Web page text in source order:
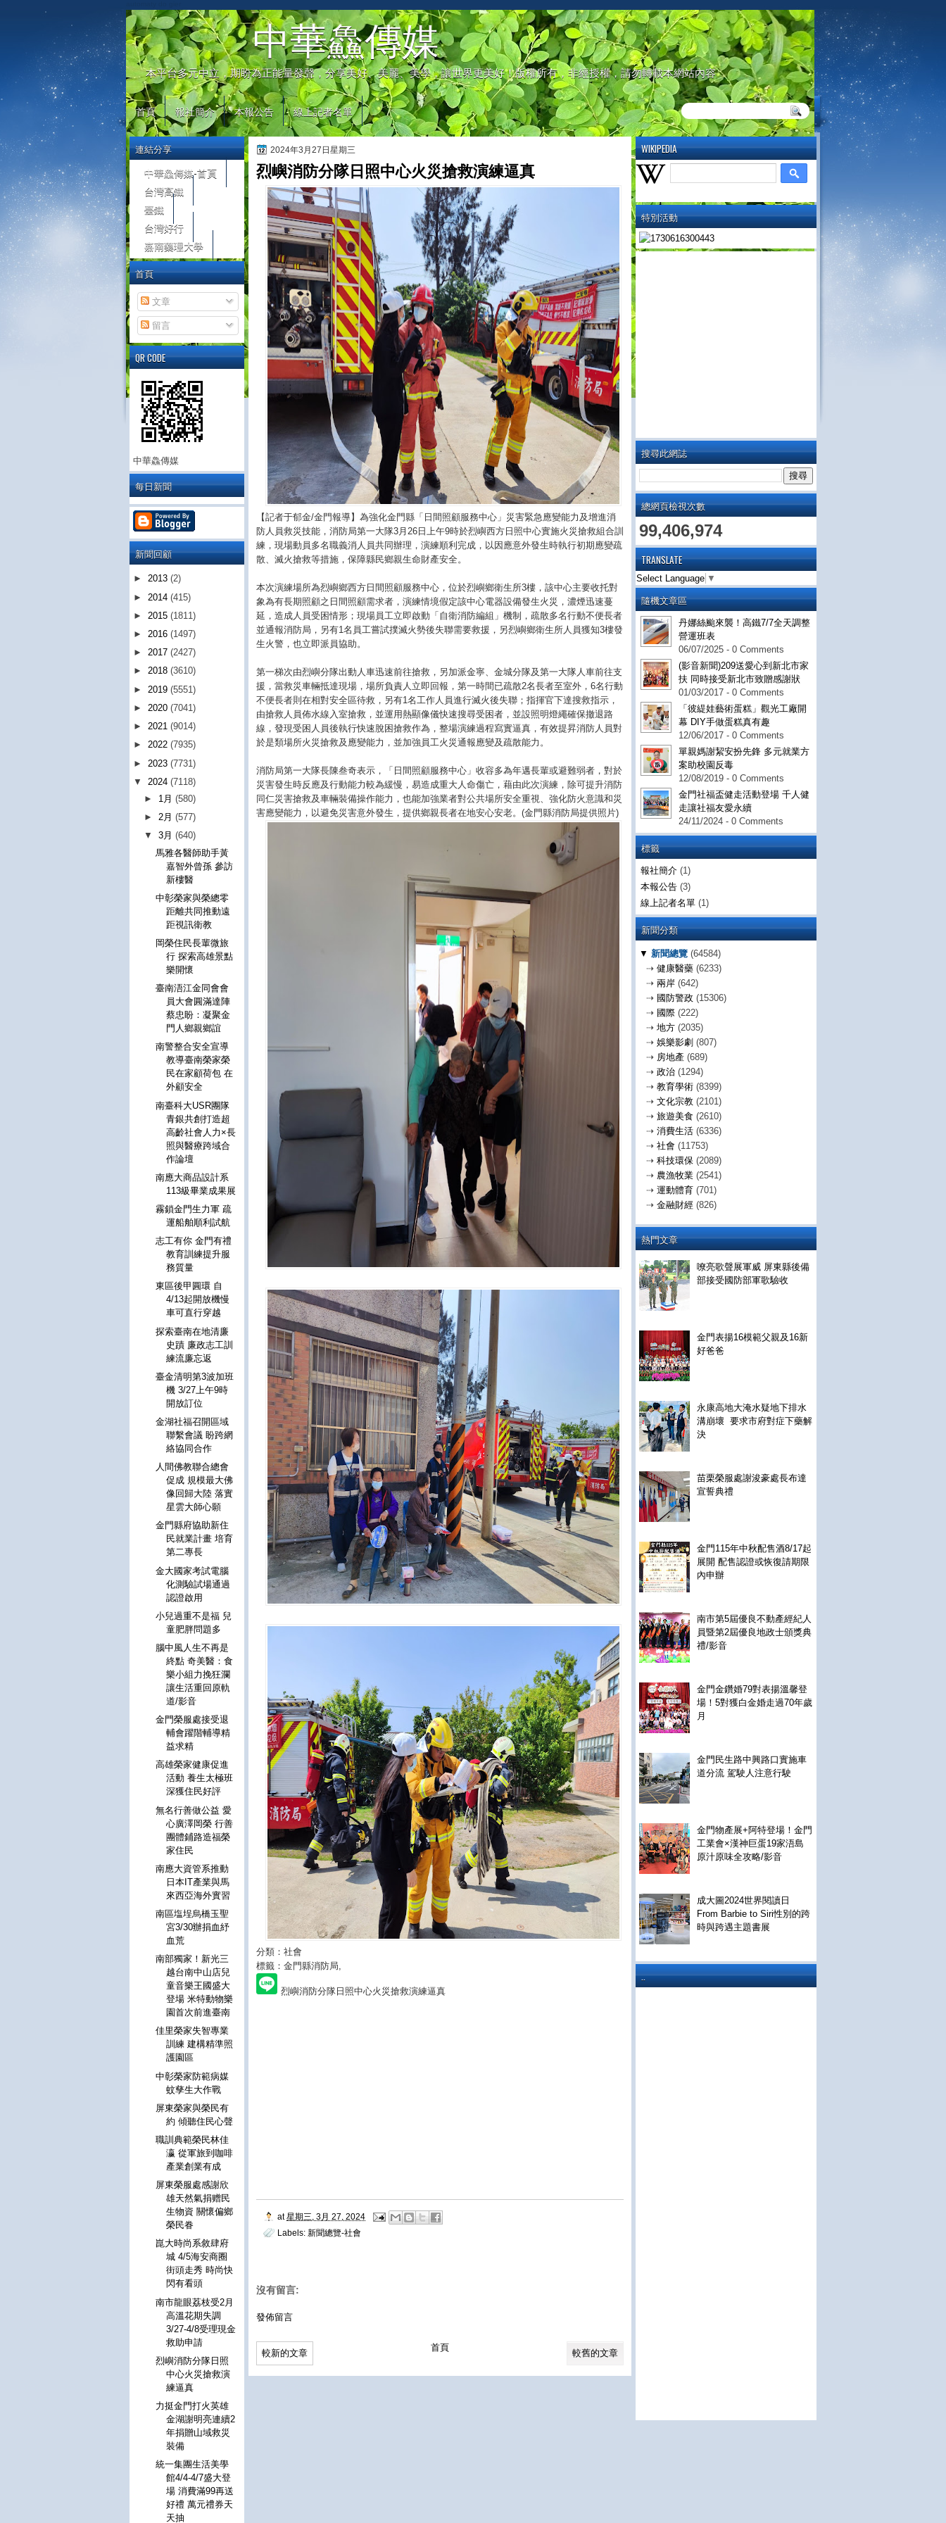
中華鱻傳媒
本平台多元中立，期盼為正能量發聲，分享美好、美麗、美學，讓世界更美好！版權所有，非經授權，請勿轉載本網站內容
首頁 報社簡介 本報公告 線上記者名單
WIKIPEDIA
特別活動
搜尋此網誌
總網頁檢視次數
99,406,974
TRANSLATE
Select Language ▼
隨機文章區
丹娜絲颱來襲！高鐵7/7全天調整
營運班表
06/07/2025 - 0 Comments
(影音新聞)209送愛心到新北市家
扶 同時接受新北市致贈感謝狀
01/03/2017 - 0 Comments
「彼緹娃藝術蛋糕」觀光工廠開
幕 DIY手做蛋糕真有趣
12/06/2017 - 0 Comments
單親媽謝絜安扮先鋒 多元就業方
案助校園反毒
12/08/2019 - 0 Comments
金門社福盃健走活動登場 千人健
走讓社福友愛永續
24/11/2024 - 0 Comments
標籤
報社簡介 (1)
本報公告 (3)
線上記者名單 (1)
新聞分類
▼ 新聞總覽 (64584)
⇢ 健康醫藥 (6233)
⇢ 兩岸 (642)
⇢ 國防警政 (15306)
⇢ 國際 (222)
⇢ 地方 (2035)
⇢ 娛樂影劇 (807)
⇢ 房地產 (689)
⇢ 政治 (1294)
⇢ 教育學術 (8399)
⇢ 文化宗教 (2101)
⇢ 旅遊美食 (2610)
⇢ 消費生活 (6336)
⇢ 社會 (11753)
⇢ 科技環保 (2089)
⇢ 農漁牧業 (2541)
⇢ 運動體育 (701)
⇢ 金融財經 (826)
熱門文章
嘹亮歌聲展軍威 屏東縣後備
部接受國防部軍歌驗收
金門表揚16模範父親及16新
好爸爸
永康高地大淹水疑地下排水
溝崩壞 要求市府對症下藥解
決
苗栗榮服處謝浚豪處長布達
宣誓典禮
金門115年中秋配售酒8/17起
展開 配售認證或恢復請期限
內申辦
南市第5屆優良不動產經紀人
員暨第2屆優良地政士頒獎典
禮/影音
金門金鑽婚79對表揚溫馨登
場！5對獲白金婚走過70年歲
月
金門民生路中興路口實施車
道分流 駕駛人注意行駛
金門物產展+阿特登場！金門
工業會×漢神巨蛋19家浯島
原汁原味全攻略/影音
成大圖2024世界閱讀日
From Barbie to Siri性別的跨
時與跨遇主題書展
..
2024年3月27日星期三
烈嶼消防分隊日照中心火災搶救演練逼真
【記者于郁金/金門報導】為強化金門縣「日間照顧服務中心」災害緊急應變能力及增進消
防人員救災技能，消防局第一大隊3月26日上午9時於烈嶼西方日照中心實施火災搶救組合訓
練，現場動員多名職義消人員共同辦理，演練順利完成，以因應意外發生時執行初期應變疏
散、滅火搶救等措施，保障縣民鄉親生命財產安全。
本次演練場所為烈嶼鄉西方日間照顧服務中心，位於烈嶼鄉衛生所3樓，該中心主要收托對
象為有長期照顧之日間照顧需求者，演練情境假定該中心電器設備發生火災，濃煙迅速蔓
延，造成人員受困情形；現場員工立即啟動「自衛消防編組」機制，疏散多名行動不便長者
並通報消防局，另有1名員工嘗試撲滅火勢後失聯需要救援，另烈嶼鄉衛生所人員獲知3樓發
生火警，也立即派員協助。
第一梯次由烈嶼分隊出動人車迅速前往搶救，另加派金寧、金城分隊及第一大隊人車前往支
援，當救災車輛抵達現場，場所負責人立即回報，第一時間已疏散2名長者至室外，6名行動
不便長者則在相對安全區待救，另有1名工作人員進行滅火後失聯；指揮官下達搜救指示，
由搶救人員佈水線入室搶救，並運用熱顯像儀快速搜尋受困者，並設照明燈繩確保撤退路
線，發現受困人員後執行快速脫困搶救作為，整場演練過程寫實逼真，有效提昇消防人員對
於是類場所火災搶救及應變能力，並加強員工火災通報應變及疏散能力。
消防局第一大隊長陳叁奇表示，「日間照顧服務中心」收容多為年邁長輩或避難弱者，對於
災害發生時反應及行動能力較為緩慢，易造成重大人命傷亡，藉由此次演練，除可提升消防
同仁災害搶救及車輛裝備操作能力，也能加強業者對公共場所安全重視、強化防火意識和災
害應變能力，以避免災害意外發生，提供鄉親長者在地安心安老。(金門縣消防局提供照片)
分類：社會
標籤：金門縣消防局
烈嶼消防分隊日照中心火災搶救演練逼真
at 星期三, 3月 27, 2024
Labels: 新聞總覽-社會
沒有留言:
發佈留言
較新的文章 較舊的文章
首頁
連結分享
中華鱻傳媒-首頁
台灣高鐵
臺鐵
台灣好行
嘉南藥理大學
首頁
文章
留言
QR CODE
中華鱻傳媒
每日新聞
新聞回顧
► 2013 (2)
► 2014 (415)
► 2015 (1811)
► 2016 (1497)
► 2017 (2427)
► 2018 (3610)
► 2019 (5551)
► 2020 (7041)
► 2021 (9014)
► 2022 (7935)
► 2023 (7731)
▼ 2024 (7118)
► 1月(580)
►2月(577)
▼3月(640)
馬雅各醫師助手黃
嘉智外曾孫 參訪
新樓醫
中彰榮家與榮總零
距離共同推動遠
距視訊衛教
岡榮住民長輩微旅
行 探索高雄景點
樂開懷
臺南浯江金同會會
員大會圓滿達陣
蔡忠盼：凝聚金
門人鄉親鄉誼
南警整合安全宣導
教導臺南榮家榮
民在家顧荷包 在
外顧安全
南臺科大USR團隊
青銀共創打造超
高齡社會人力×長
照與醫療跨域合
作論壇
南應大商品設計系
113級畢業成果展
霧鎖金門生力軍 疏
運船舶順利試航
志工有你 金門有禮
教育訓練提升服
務質量
東區後甲圓環 自
4/13起開放機慢
車可直行穿越
探索臺南在地清廉
史蹟 廉政志工訓
練流廉忘返
臺金清明第3波加班
機 3/27上午9時
開放訂位
金湖社福召開區域
聯繫會議 盼跨網
絡協同合作
人間佛教聯合總會
促成 規模最大佛
像回歸大陸 落實
星雲大師心願
金門縣府協助新住
民就業計畫 培育
第二專長
金大國家考試電腦
化測驗試場通過
認證啟用
小兒過重不是福 兒
童肥胖問題多
腦中風人生不再是
終點 奇美醫：食
樂小組力挽狂瀾
讓生活重回原軌
道/影音
金門榮服處接受退
輔會躍階輔導精
益求精
高雄榮家健康促進
活動 養生太極班
深獲住民好評
無名行善做公益 愛
心廣澤岡榮 行善
團體鋪路造福榮
家住民
南應大資管系推動
日本IT產業與馬
來西亞海外實習
南區塩埕烏橋玉聖
宮3/30辦捐血紓
血荒
南部獨家！新光三
越台南中山店兒
童音樂王國盛大
登場 米特動物樂
園首次前進臺南
佳里榮家失智專業
訓練 建構精準照
護園區
中彰榮家防範病媒
蚊孳生大作戰
屏東榮家與榮民有
約 傾聽住民心聲
職訓典範榮民林佳
瀛 從軍旅到咖啡
產業創業有成
屏東榮服處感謝欣
雄天然氣捐赠民
生物資 關懷偏鄉
榮民眷
崑大時尚系敘肆府
城 4/5海安商圈
街頭走秀 時尚快
閃有看頭
南市龍眼荔枝受2月
高溫花期失調
3/27-4/8受理現金
救助申請
烈嶼消防分隊日照
中心火災搶救演
練逼真
力挺金門打火英雄
金湖謝明亮連續2
年捐贈山域救災
裝備
統一集團生活美學
館4/4-4/7盛大登
場 消費滿99再送
好禮 萬元禮券天
天抽